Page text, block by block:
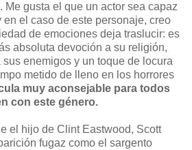
gusta el que un actor sea capaz
en el caso de este personaje, creo
de emociones deja traslucir: es
absoluta devoción a su religión,
enemigos y un toque de locura
metido de lleno en los horrores
muy aconsejable para todos
con este género.
el hijo de Clint Eastwood, Scott
fugaz como el sargento